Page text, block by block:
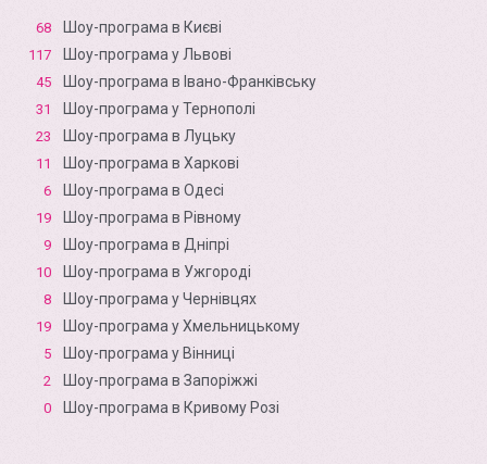
68 Шоу-програма в Києві
117 Шоу-програма у Львові
45 Шоу-програма в Івано-Франківську
31 Шоу-програма у Тернополі
23 Шоу-програма в Луцьку
11 Шоу-програма в Харкові
6 Шоу-програма в Одесі
19 Шоу-програма в Рівному
9 Шоу-програма в Дніпрі
10 Шоу-програма в Ужгороді
8 Шоу-програма у Чернівцях
19 Шоу-програма у Хмельницькому
5 Шоу-програма у Вінниці
2 Шоу-програма в Запоріжжі
0 Шоу-програма в Кривому Розі